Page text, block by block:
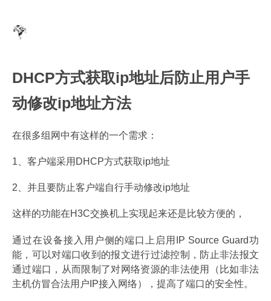
DHCP方式获取ip地址后防止用户手
动修改ip地址方法
在很多组网中有这样的一个需求：
1、客户端采用DHCP方式获取ip地址
2、并且要防止客户端自行手动修改ip地址
这样的功能在H3C交换机上实现起来还是比较方便的，
通过在设备接入用户侧的端口上启用IP Source Guard功
能，可以对端口收到的报文进行过滤控制，防止非法报文
通过端口，从而限制了对网络资源的非法使用（比如非法
主机仿冒合法用户IP接入网络），提高了端口的安全性。